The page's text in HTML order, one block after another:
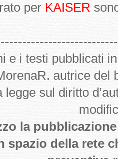
per KAISER
e i testi pubblicati
autrice del
legge sul diritto
la
spazio della rete